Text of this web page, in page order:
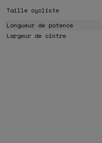
Taille cycliste
Longueur de potence
Largeur de cintre